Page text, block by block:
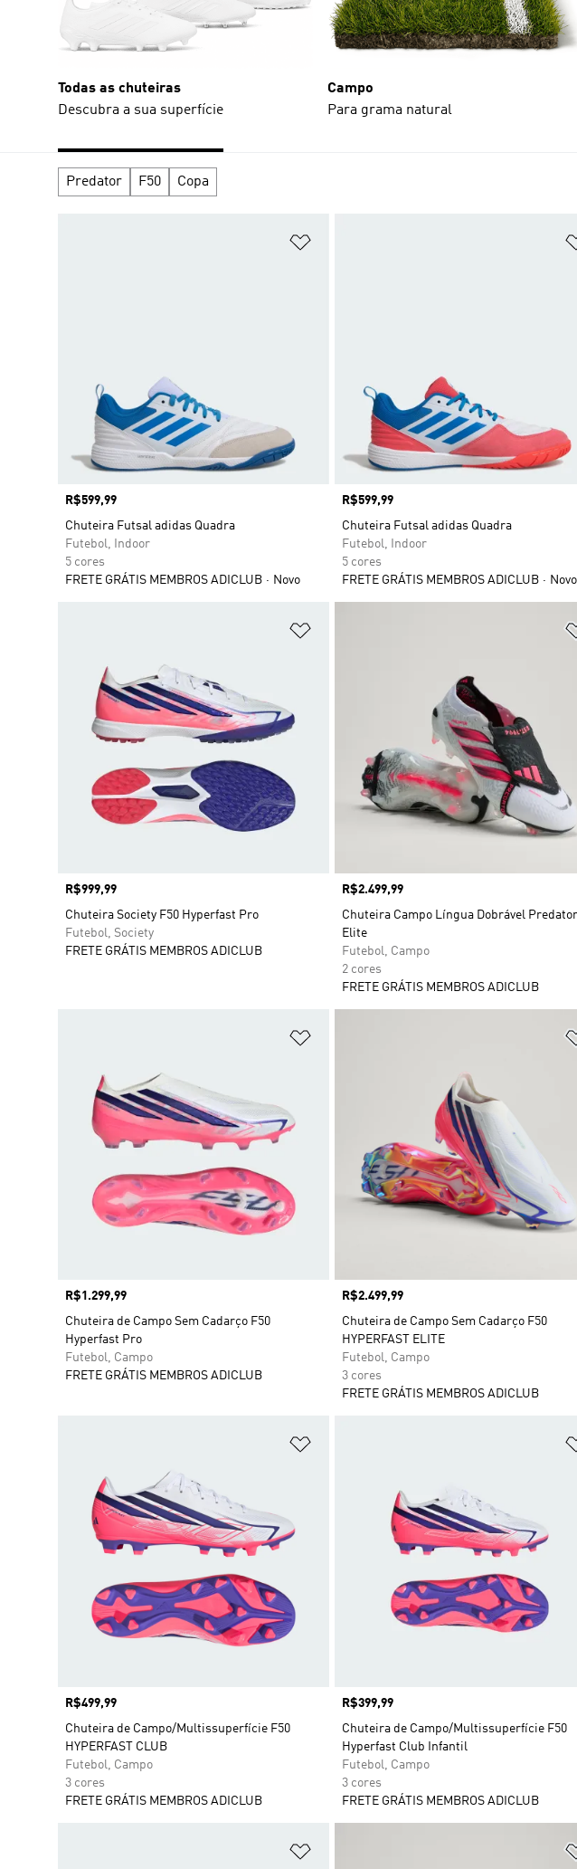
Todas as chuteiras
Descubra a sua superfície
Campo
Para grama natural
Predator F50 Copa
Preço
R$599,99
Chuteira Futsal adidas Quadra
Futebol, Indoor
5 cores
FRETE GRÁTIS MEMBROS ADICLUB
Novo
Preço
R$599,99
Chuteira Futsal adidas Quadra
Futebol, Indoor
5 cores
FRETE GRÁTIS MEMBROS ADICLUB
Novo
Preço
R$999,99
Chuteira Society F50 Hyperfast Pro
Futebol, Society
FRETE GRÁTIS MEMBROS ADICLUB
Preço
R$2.499,99
Chuteira Campo Língua Dobrável Predator
Elite
Futebol, Campo
2 cores
FRETE GRÁTIS MEMBROS ADICLUB
Preço
R$1.299,99
Chuteira de Campo Sem Cadarço F50
Hyperfast Pro
Futebol, Campo
FRETE GRÁTIS MEMBROS ADICLUB
Preço
R$2.499,99
Chuteira de Campo Sem Cadarço F50
HYPERFAST ELITE
Futebol, Campo
3 cores
FRETE GRÁTIS MEMBROS ADICLUB
Preço
R$499,99
Chuteira de Campo/Multissuperfície F50
HYPERFAST CLUB
Futebol, Campo
3 cores
FRETE GRÁTIS MEMBROS ADICLUB
Preço
R$399,99
Chuteira de Campo/Multissuperfície F50
Hyperfast Club Infantil
Futebol, Campo
3 cores
FRETE GRÁTIS MEMBROS ADICLUB